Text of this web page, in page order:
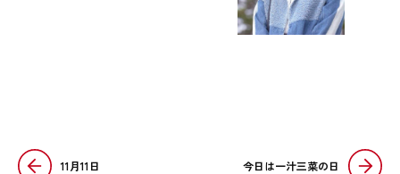
11月11日 今日は一汁三菜の日